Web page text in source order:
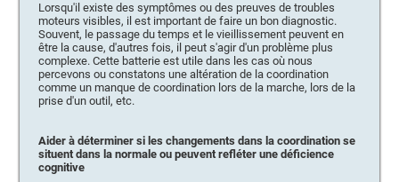
Lorsqu'il existe des symptômes ou des preuves de troubles
moteurs visibles, il est important de faire un bon diagnostic.
Souvent, le passage du temps et le vieillissement peuvent en
être la cause, d'autres fois, il peut s'agir d'un problème plus
complexe. Cette batterie est utile dans les cas où nous
percevons ou constatons une altération de la coordination
comme un manque de coordination lors de la marche, lors de la
prise d'un outil, etc.
Aider à déterminer si les changements dans la coordination se
situent dans la normale ou peuvent refléter une déficience
cognitive